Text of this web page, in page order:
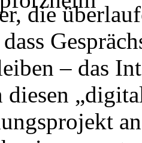
die
– das
diesen